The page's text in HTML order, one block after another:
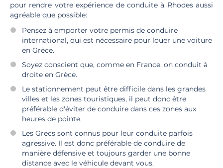
pour rendre votre expérience de conduite à Rhodes aussi
agréable que possible:
Pensez à emporter votre permis de conduire
international, qui est nécessaire pour louer une voiture
en Grèce.
Soyez conscient que, comme en France, on conduit à
droite en Grèce.
Le stationnement peut être difficile dans les grandes
villes et les zones touristiques, il peut donc être
préférable d'éviter de conduire dans ces zones aux
heures de pointe.
Les Grecs sont connus pour leur conduite parfois
agressive. Il est donc préférable de conduire de
manière défensive et toujours garder une bonne
distance avec le véhicule devant vous.